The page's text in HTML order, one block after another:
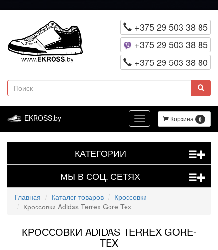
основному
содержанию
+375 29 503 38 85
+375 29 503 38 85
+375 29 503 38 80
EKROSS.by
Корзина 0
Toggle
navigation
+
КАТЕГОРИИ
+
МЫ В СОЦ. СЕТЯХ
Главная Каталог товаров
Кроссовки
Кроссовки Adidas Terrex Gore-Tex
КРОССОВКИ ADIDAS TERREX GORE-
TEX